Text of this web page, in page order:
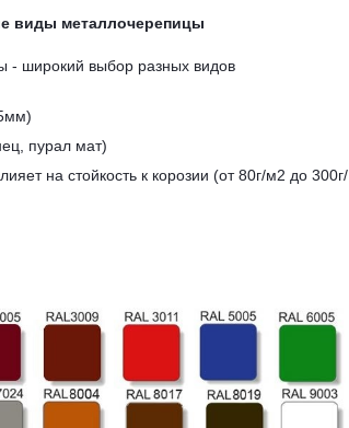
виды металлочерепицы
- широкий выбор разных видов
пурал мат)
на стойкость к корозии (от 80г/м2 до 300г/